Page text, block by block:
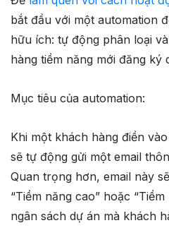
bắt đầu với một automation
hữu ích: tự động phân loại
hàng tiềm năng mới đăng ký
Mục tiêu của automation:
Khi một khách hàng điền
sẽ tự động gửi một email
Quan trọng hơn, email này
“Tiềm năng cao” hoặc
ngân sách dự án mà khách